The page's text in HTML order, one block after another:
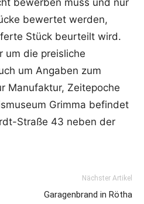
bewertet werden,
Stück beurteilt wird.
um die preisliche
um Angaben zum
Manufaktur, Zeitepoche
Grimma befindet
Straße 43 neben der
Nächster Artikel
Garagenbrand in Rötha